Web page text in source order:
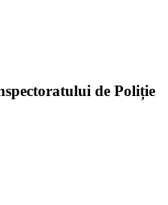
de Poliție